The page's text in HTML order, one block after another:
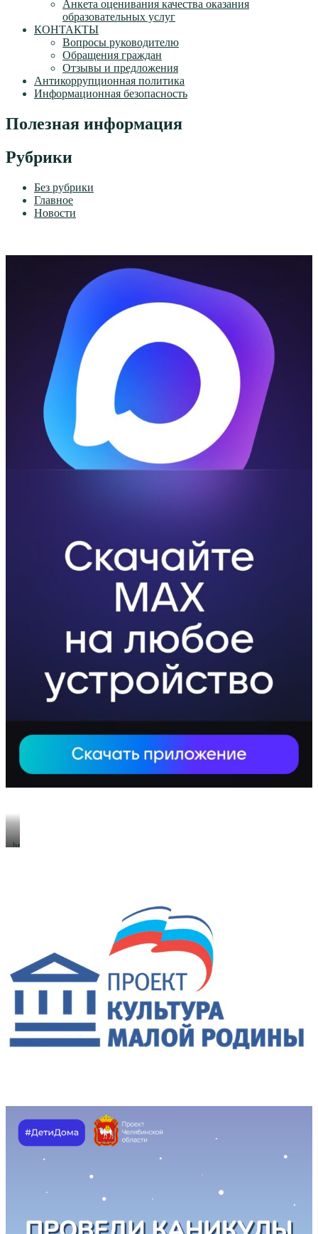
Анкета оценивания качества оказания
образовательных услуг
КОНТАКТЫ
Вопросы руководителю
Обращения граждан
Отзывы и предложения
Антикоррупционная политика
Информационная безопасность
Полезная информация
Рубрики
Без рубрики
Главное
Новости
https://xn-